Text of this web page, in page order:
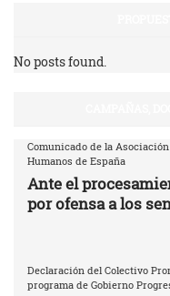
No posts found.
Comunicado de la
Humanos de España
Ante el
por ofensa a los
Declaración del Colectivo
programa de Gobierno